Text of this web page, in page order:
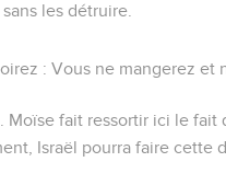
sans les détruire.
: Vous ne mangerez et
. Moïse fait ressortir ici le
Israël pourra faire cette